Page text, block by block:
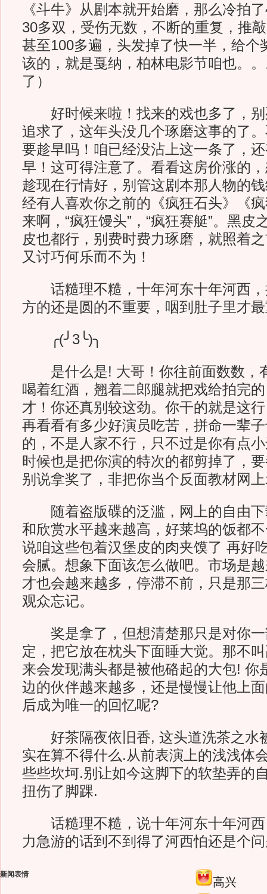
《斗牛》从剧本就开始磨，那么冷拍
30多双，受伤无数，不断的重复，推
甚至100多遍，头发掉了快一半，给个
该的，就是戛纳，柏林电影节咱也。
了）
好时候来啦！找来的戏也多了，别
追求了，这年头没几个琢磨这事的了
要趁早吗！咱已经没沾上这一条了，
早！这可得注意了。看看这房价涨的
趁现在行情好，别管这剧本那人物的
经有人喜欢你之前的《疯狂石头》《
来啊，“疯狂馒头”，“疯狂赛艇”。黑皮
皮也都行，别费时费力琢磨，就照着
又讨巧何乐而不为！
话糙理不糙，十年河东十年河西，
方的还是圆的不重要，咽到肚子里才
╭(╯3╰)╮
是什么是! 大哥！你往前面数数，
喝着红酒，翘着二郎腿就把戏给拍完
才！你还真别较这劲。你干的就是这
再看看有多少好演员吃苦，拼命一辈
的，不是人家不行，只不过是你有点
时候也是把你演的特次的都剪掉了，
别说拿奖了，非把你当个反面教材网
随着盗版碟的泛滥，网上的自由下
和欣赏水平越来越高，好莱坞的饭都
说咱这些包着汉堡皮的肉夹馍了 再好
会腻。想象下面该怎么做吧。市场是
才也会越来越多，停滞不前，只是那
观众忘记。
奖是拿了，但想清楚那只是对你一
定，把它放在枕头下面睡大觉。那不
来会发现满头都是被他硌起的大包! 你
边的伙伴越来越多，还是慢慢让他上
后成为唯一的回忆呢?
好茶隔夜依旧香, 这头道洗茶之水
实在算不得什么.从前表演上的浅浅体
些些坎坷.别让如今这脚下的软垫弄的
扭伤了脚踝.
话糙理不糙，说十年河东十年河西
力急游的话到不到得了河西怕还是个
新闻表情
高兴